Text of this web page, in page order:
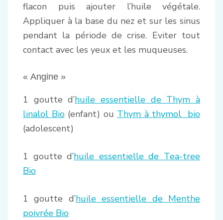
flacon puis ajouter l’huile végétale.
Appliquer à la base du nez et sur les sinus
pendant la période de crise. Eviter tout
contact avec les yeux et les muqueuses.
« Angine »
1 goutte d’huile essentielle de Thym à
linalol Bio(enfant) ou Thym à thymol bio
(adolescent)
1 goutte d’huile essentielle de Tea-tree
Bio
1 goutte d’huile essentielle de Menthe
poivrée Bio